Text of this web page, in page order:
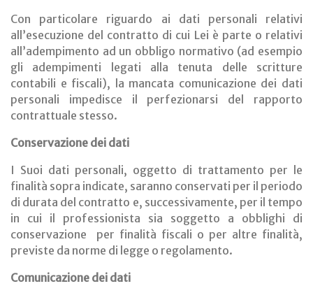
Con particolare riguardo ai dati personali relativi
all’esecuzione del contratto di cui Lei è parte o relativi
all’adempimento ad un obbligo normativo (ad esempio
gli adempimenti legati alla tenuta delle scritture
contabili e fiscali), la mancata comunicazione dei dati
personali impedisce il perfezionarsi del rapporto
contrattuale stesso.
Conservazione dei dati
I Suoi dati personali, oggetto di trattamento per le
finalità sopra indicate, saranno conservati per il periodo
di durata del contratto e, successivamente, per il tempo
in cui il professionista sia soggetto a obblighi di
conservazione per finalità fiscali o per altre finalità,
previste da norme di legge o regolamento.
Comunicazione dei dati